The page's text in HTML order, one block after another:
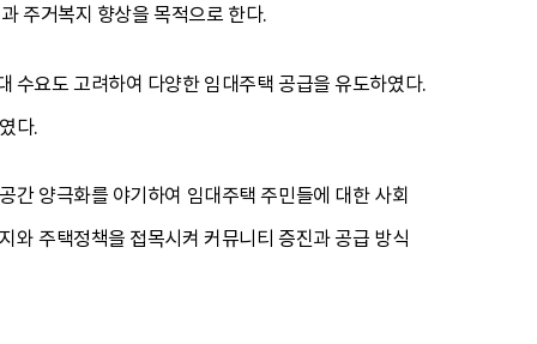
주거복지 향상을 목적으로 한다.
수요도 고려하여 다양한 임대주택 공급을 유도하였다.
다.
간 양극화를 야기하여 임대주택 주민들에 대한 사회
와 주택정책을 접목시켜 커뮤니티 증진과 공급 방식